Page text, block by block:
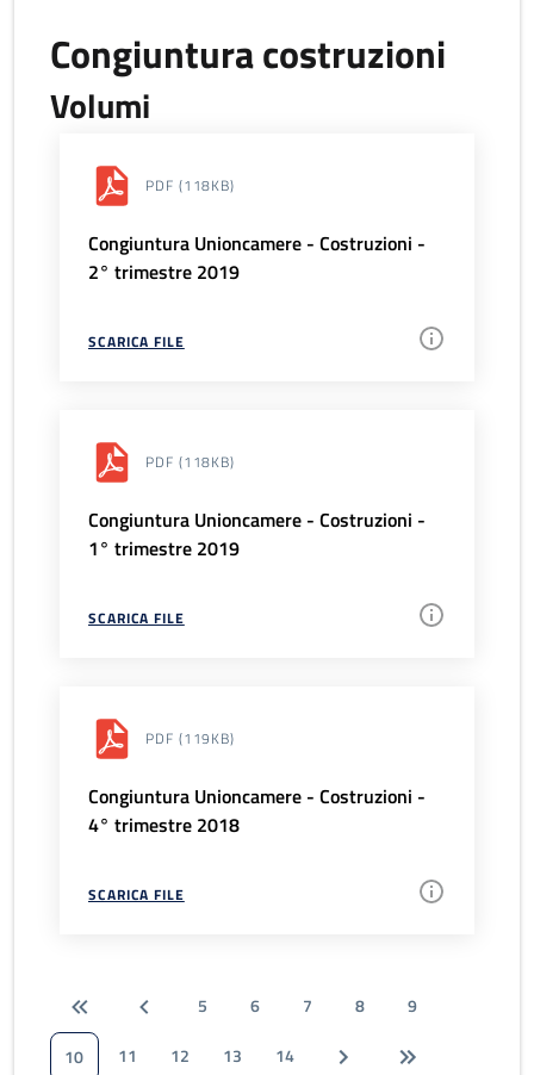
Congiuntura costruzioni
Volumi
PDF (118KB)
Congiuntura Unioncamere - Costruzioni -
2° trimestre 2019
SCARICA FILE
PDF (118KB)
Congiuntura Unioncamere - Costruzioni -
1° trimestre 2019
SCARICA FILE
PDF (119KB)
Congiuntura Unioncamere - Costruzioni -
4° trimestre 2018
SCARICA FILE
5 6 7 8
9
10
11 12 13 14